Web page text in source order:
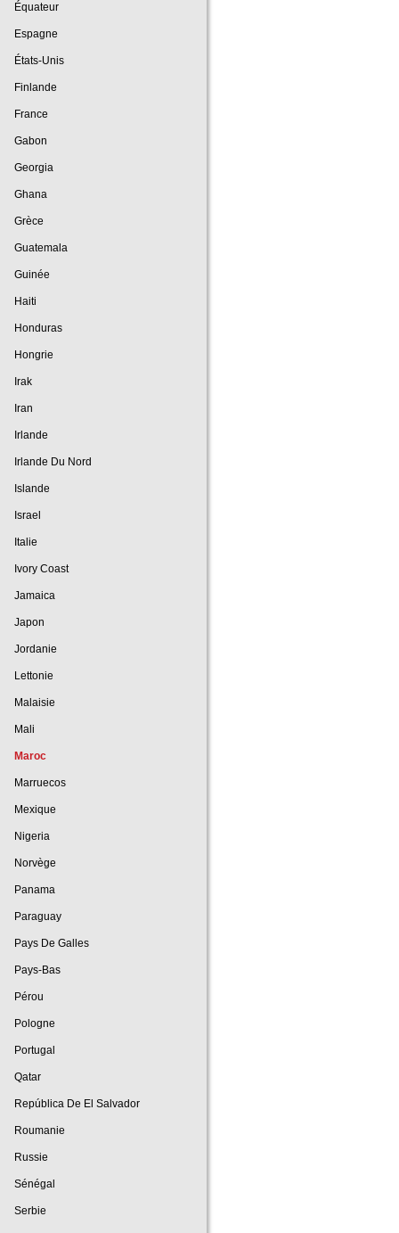
Équateur
Espagne
États-Unis
Finlande
France
Gabon
Georgia
Ghana
Grèce
Guatemala
Guinée
Haiti
Honduras
Hongrie
Irak
Iran
Irlande
Irlande Du Nord
Islande
Israel
Italie
Ivory Coast
Jamaica
Japon
Jordanie
Lettonie
Malaisie
Mali
Maroc
Marruecos
Mexique
Nigeria
Norvège
Panama
Paraguay
Pays De Galles
Pays-Bas
Pérou
Pologne
Portugal
Qatar
República De El Salvador
Roumanie
Russie
Sénégal
Serbie